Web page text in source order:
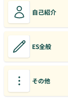
自己紹介
ES全般
その他